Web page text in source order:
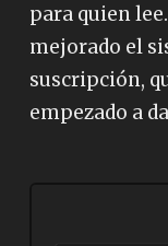
para quien
mejorado el
suscripción,
empezado a